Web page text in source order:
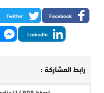
Facebook
Twitter
LinkedIn
رابط المشاركة :